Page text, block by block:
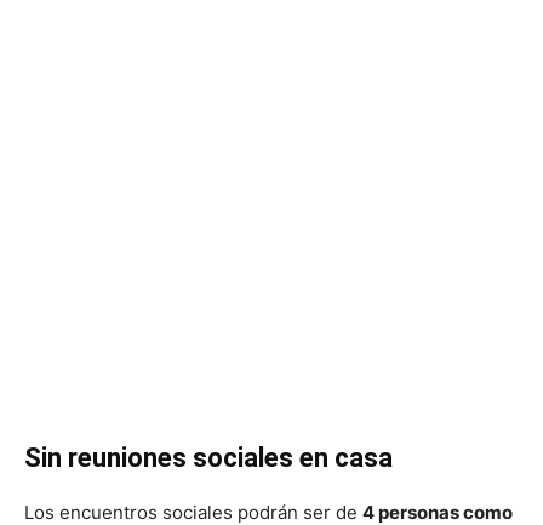
Sin reuniones sociales en casa
Los encuentros sociales podrán ser de 4 personas como